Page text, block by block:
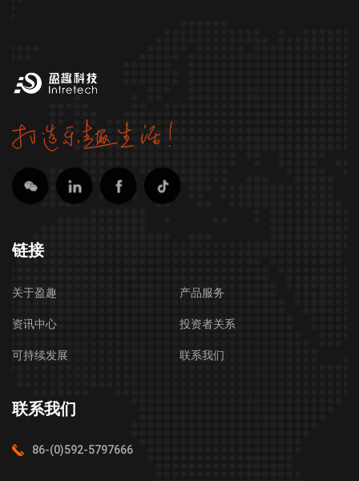
链接
关于盈趣 产品服务
资讯中心 投资者关系
可持续发展 联系我们
联系我们
86-(0)592-5797666